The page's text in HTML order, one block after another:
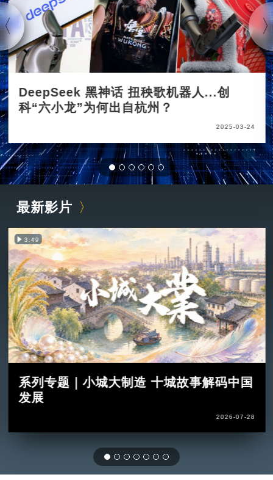
DeepSeek 黑神话 扭秧歌机器人...创
科“六小龙”为何出自杭州？
2025-03-24
最新影片
3:49
系列专题｜小城大制造 十城故事解码中国
发展
2026-07-28